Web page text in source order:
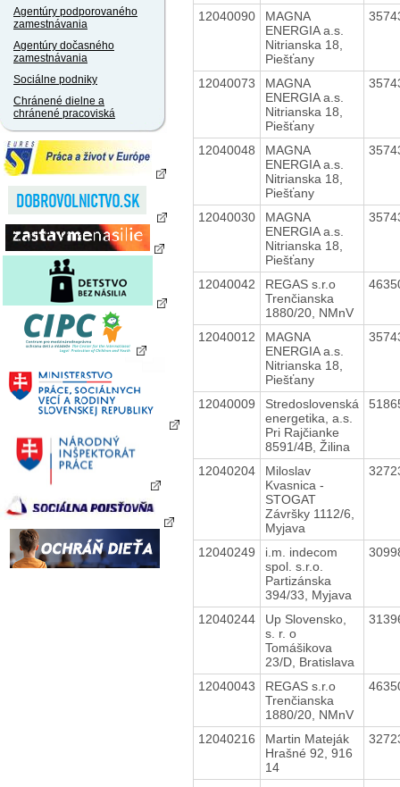
Agentúry podporovaného
zamestnávania
Agentúry dočasného
zamestnávania
Sociálne podniky
Chránené dielne a
chránené pracoviská
12040090
MAGNA
ENERGIA a.s.
Nitrianska 18,
Piešťany
12040073
MAGNA
ENERGIA a.s.
Nitrianska 18,
Piešťany
12040048
MAGNA
ENERGIA a.s.
Nitrianska 18,
Piešťany
12040030
MAGNA
ENERGIA a.s.
Nitrianska 18,
Piešťany
12040042
REGAS s.r.o
Trenčianska
1880/20, NMnV
12040012
MAGNA
ENERGIA a.s.
Nitrianska 18,
Piešťany
12040009
Stredoslovenská
energetika, a.s.
Pri Rajčianke
8591/4B, Žilina
12040204
Miloslav
Kvasnica -
STOGAT
Závršky 1112/6,
Myjava
12040249
i.m. indecom
spol. s.r.o.
Partizánska
394/33, Myjava
12040244
Up Slovensko,
s. r. o
Tomášikova
23/D, Bratislava
12040043
REGAS s.r.o
Trenčianska
1880/20, NMnV
12040216
Martin Mateják
Hrašné 92, 916
14